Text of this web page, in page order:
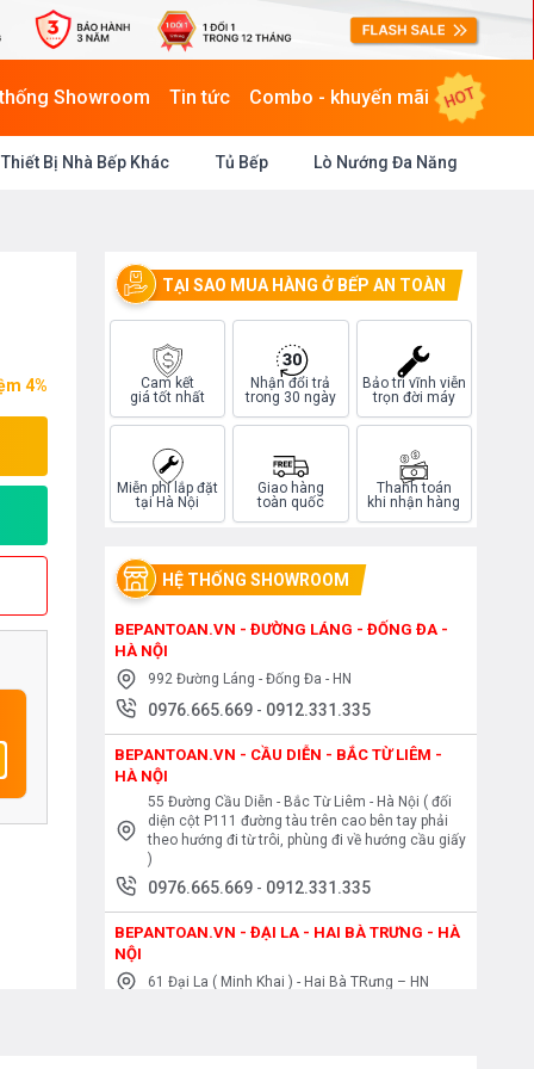
Showroom Tin tức Combo - khuyến mãi HOT
Thiết Bị Nhà Bếp Khác Tủ Bếp Lò Nướng Đa Năng
4%
TẠI SAO MUA HÀNG Ở BẾP AN TOÀN
Cam kết
giá tốt nhất
Nhận đổi trả
trong 30 ngày
Bảo trì vĩnh viễn
trọn đời máy
Miễn phí lắp đặt
tại Hà Nội
Giao hàng
toàn quốc
Thanh toán
khi nhận hàng
HỆ THỐNG SHOWROOM
BEPANTOAN.VN - ĐƯỜNG LÁNG - ĐỐNG ĐA -
HÀ NỘI
992 Đường Láng - Đống Đa - HN
0976.665.669 - 0912.331.335
BEPANTOAN.VN - CẦU DIỄN - BẮC TỪ LIÊM -
HÀ NỘI
55 Đường Cầu Diễn - Bắc Từ Liêm - Hà Nội ( đối
diện cột P111 đường tàu trên cao bên tay phải
theo hướng đi từ trôi, phùng đi về hướng cầu giấy
)
0976.665.669 - 0912.331.335
BEPANTOAN.VN - ĐẠI LA - HAI BÀ TRƯNG - HÀ
NỘI
61 Đại La ( Minh Khai ) - Hai Bà TRưng – HN